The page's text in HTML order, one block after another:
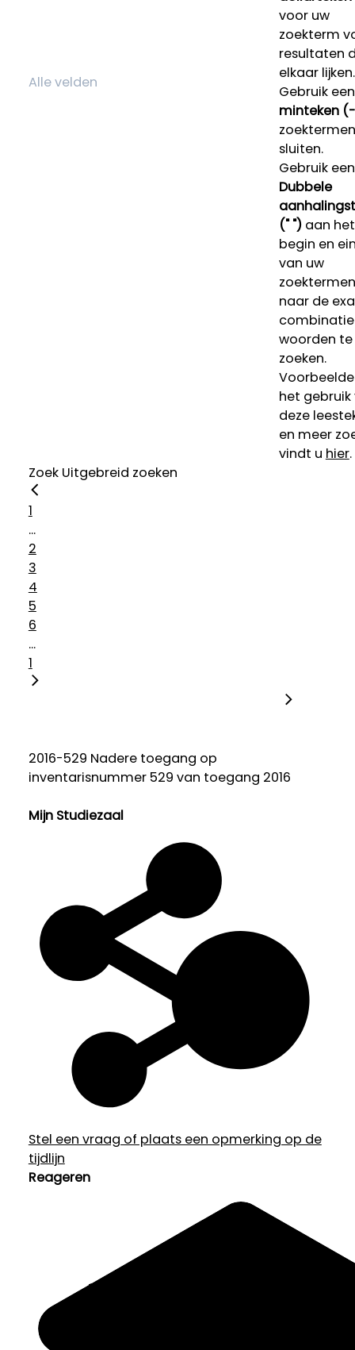
voor uw
zoekterm
resultaten
elkaar lijken.
Gebruik een
minteken
sluiten.
Gebruik een
Dubbele
(" ")aan het
begin en
van uw
naar de
woorden te
zoeken.
het gebruik
deze
en meer
vindt u hier.
Zoek Uitgebreid zoeken
1
...
2
3
4
5
6
...
1
2016-529 Nadere toegang op
inventarisnummer 529 van toegang 2016
Mijn Studiezaal
Stel een vraag of plaats een opmerking op de
tijdlijn
Reageren